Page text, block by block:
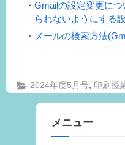
Gmailの設定変更に
られないようにする設
メールの検索方法
2024年度5月号, 印刷授
メニュー